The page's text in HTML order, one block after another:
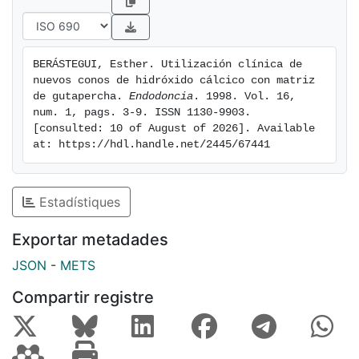
propuesta para otras indicaciones clínicas.
BERÁSTEGUI, Esther. Utilización clínica de
nuevos conos de hidróxido cálcico con matriz
de gutapercha. Endodoncia . 1998. Vol. 16,
num. 1, pags. 3-9. ISSN 1130-9903.
[consulted: 10 of August of 2026]. Available
at: https://hdl.handle.net/2445/67441
Estadístiques
Exportar metadades
JSON - METS
Compartir registre